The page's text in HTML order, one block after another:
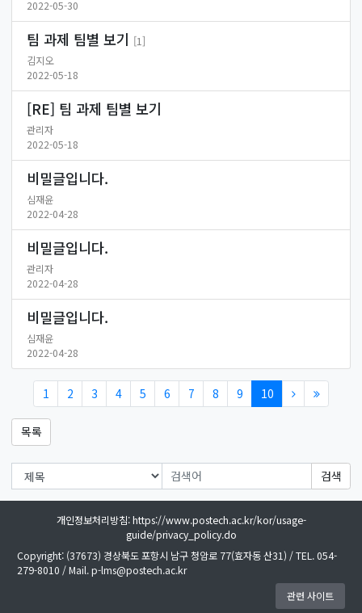
2022-05-30
팀 과제 팀별 보기 [1]
김지오
2022-05-18
[RE] 팀 과제 팀별 보기
관리자
2022-05-18
비밀글입니다.
심재윤
2022-04-28
비밀글입니다.
관리자
2022-04-28
비밀글입니다.
심재윤
2022-04-28
1 2 3 4 5 6 7 8 9 10
목록
검색
개인정보처리방침: https://www.postech.ac.kr/kor/usage-
guide/privacy_policy.do
Copyright: (37673) 경상북도 포항시 남구 청암로 77(효자동 산31) / TEL. 054-
279-8010 / Mail. p-lms@postech.ac.kr
관련 사이트